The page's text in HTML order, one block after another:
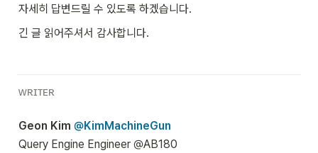
자세히 답변드릴 수 있도록 하겠습니다.
긴 글 읽어주셔서 감사합니다.
ᴡʀɪᴛᴇʀ
Geon Kim @KimMachineGun
Query Engine Engineer @AB180